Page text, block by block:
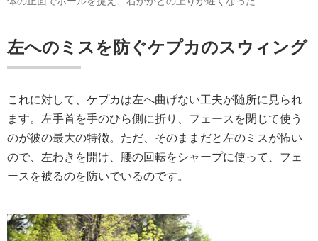
左へのミスを防ぐケプカのスウィング
これに対して、ケプカは左へ曲げない工夫が随所に見られ
ます。左手首を手のひら側に折り、フェースを閉じて使う
のが彼の最大の特徴。ただ、そのままだと左のミスが怖い
ので、左わきを開け、腰の回転をシャープに使って、フェ
ースを被るのを防いでいるのです。